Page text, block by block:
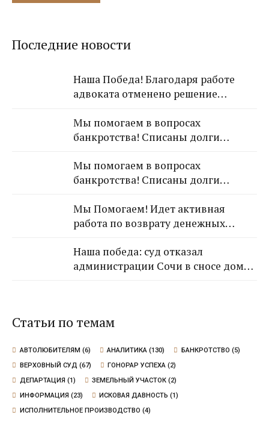
Последние новости
Наша Победа! Благодаря работе
адвоката отменено решение
взыскании с арендодателя 650 000
рублей!
Мы помогаем в вопросах
банкротства! Списаны долги
Мы помогаем в вопросах
банкротства! Списаны долги
Мы Помогаем! Идет активная
работа по возврату денежных
Самвела Смпатовича 17.07.1983 г.р.
Наша победа: суд отказал
администрации Сочи в сносе дома,
Статьи по темам
АВТОЛЮБИТЕЛЯМ (6) АНАЛИТИКА (130) БАНКРОТСТВО (5)
ВЕРХОВНЫЙ СУД (67) ГОНОРАР УСПЕХА (2)
ДЕПАРТАЦИЯ (1) ЗЕМЕЛЬНЫЙ УЧАСТОК (2)
ИНФОРМАЦИЯ (23) ИСКОВАЯ ДАВНОСТЬ (1)
ИСПОЛНИТЕЛЬНОЕ ПРОИЗВОДСТВО (4)